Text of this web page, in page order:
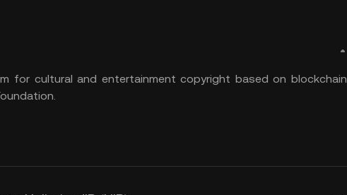
for cultural and entertainment copyright based on blockchain